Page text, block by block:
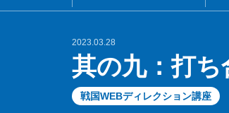
2023.03.28
其の九：打
戦国WEBディレクション講座